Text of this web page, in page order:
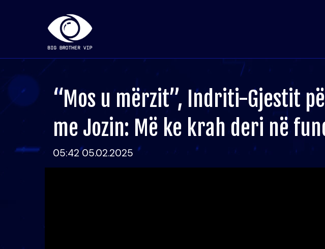
“Mos u mërzit”, Indriti-Gjestit
me Jozin: Më ke krah deri në
05:42 05.02.2025